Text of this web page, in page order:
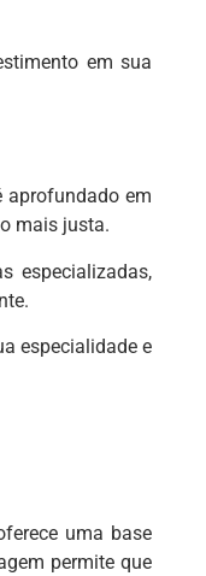
em sua
aprofundado em
mais justa.
especializadas,
especialidade e
uma base
permite que